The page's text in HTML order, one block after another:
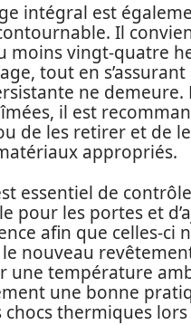
intégral est
Il
moins vingt-quatre
tout en s’assurant
ne demeure.
il est
de les retirer et de
appropriés.
essentiel de
pour les portes et
afin que celles-ci
le nouveau
une température
une bonne
chocs thermiques